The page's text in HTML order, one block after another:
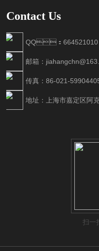
Contact Us
QQ：664521010
邮箱：
传真：86-021-
地址：上海市嘉定区
扫一